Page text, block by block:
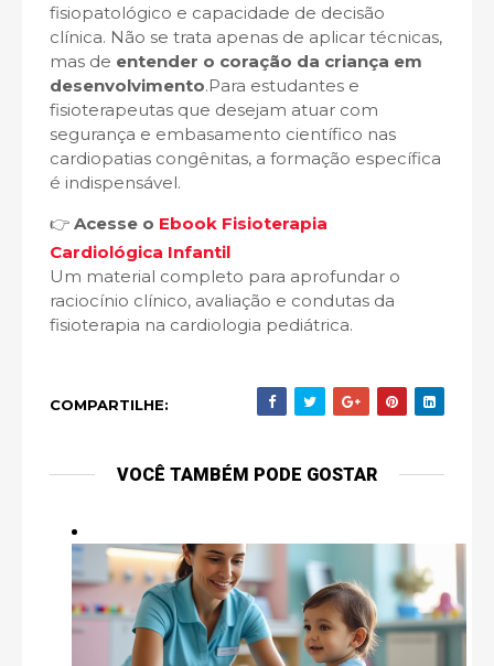
fisiopatológico e capacidade de decisão
clínica. Não se trata apenas de aplicar técnicas,
mas de entender o coração da criança em
desenvolvimento.Para estudantes e
fisioterapeutas que desejam atuar com
segurança e embasamento científico nas
cardiopatias congênitas, a formação específica
é indispensável.
👉 Acesse o Ebook Fisioterapia
Cardiológica Infantil
Um material completo para aprofundar o
raciocínio clínico, avaliação e condutas da
fisioterapia na cardiologia pediátrica.
COMPARTILHE:
VOCÊ TAMBÉM PODE GOSTAR